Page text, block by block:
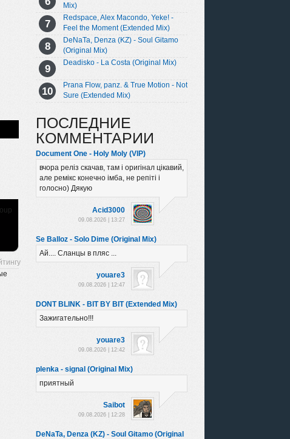
Mix)
Redspace, Alex Macondo, Yeke! -
Feel the Moment (Extended Mix)
DeNaTa, Denza (KZ) - Soul Gitamo
(Original Mix)
Deadisko - La Costa (Original Mix)
Prana Flow, panz. & True Motion - Not
Sure (Extended Mix)
ПОСЛЕДНИЕ
КОММЕНТАРИИ
Document One - Holy Moly (VIP)
вчора реліз скачав, там і оригінал цікавий,
але ремікс конечно імба, не репіті і
голосно) Дякую
Acid3000
09.08.2026 | 13:27
Se Balloz - Solo Dime (Original Mix)
Ай.... Сланцы в пляс ...
youare3
09.08.2026 | 12:47
DONT BLINK - BIT BY BIT (Extended Mix)
Зажигательно!!!
youare3
09.08.2026 | 12:42
plenka - signal (Original Mix)
приятный
Saibot
09.08.2026 | 12:28
DeNaTa, Denza (KZ) - Soul Gitamo (Original